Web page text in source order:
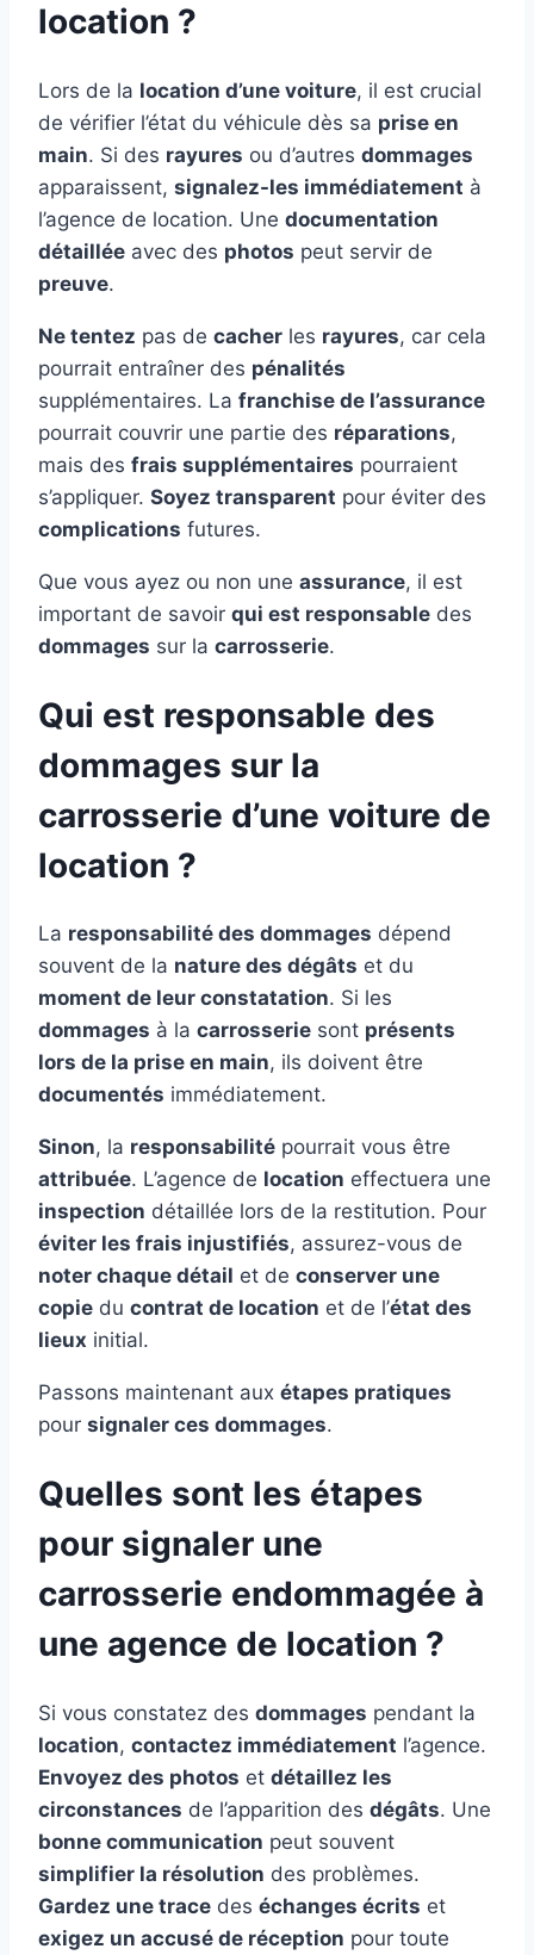
location ?
Lors de la location d’une voiture, il est crucial
de vérifier l’état du véhicule dès sa prise en
main. Si des rayures ou d’autres dommages
apparaissent, signalez-les immédiatement à
l’agence de location. Une documentation
détaillée avec des photos peut servir de
preuve.
Ne tentez pas de cacher les rayures, car cela
pourrait entraîner des pénalités
supplémentaires. La franchise de l’assurance
pourrait couvrir une partie des réparations,
mais des frais supplémentaires pourraient
s’appliquer. Soyez transparent pour éviter des
complications futures.
Que vous ayez ou non une assurance, il est
important de savoir qui est responsable des
dommages sur la carrosserie.
Qui est responsable des
dommages sur la
carrosserie d’une voiture de
location ?
La responsabilité des dommages dépend
souvent de la nature des dégâts et du
moment de leur constatation. Si les
dommages à la carrosserie sont présents
lors de la prise en main, ils doivent être
documentés immédiatement.
Sinon, la responsabilité pourrait vous être
attribuée. L’agence de location effectuera une
inspection détaillée lors de la restitution. Pour
éviter les frais injustifiés, assurez-vous de
noter chaque détail et de conserver une
copie du contrat de location et de l’état des
lieux initial.
Passons maintenant aux étapes pratiques
pour signaler ces dommages.
Quelles sont les étapes
pour signaler une
carrosserie endommagée à
une agence de location ?
Si vous constatez des dommages pendant la
location, contactez immédiatement l’agence.
Envoyez des photos et détaillez les
circonstances de l’apparition des dégâts. Une
bonne communication peut souvent
simplifier la résolution des problèmes.
Gardez une trace des échanges écrits et
exigez un accusé de réception pour toute